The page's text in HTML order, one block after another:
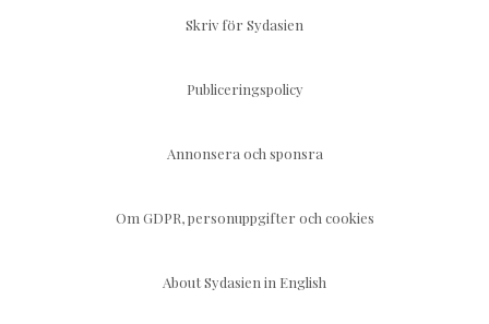
Skriv för Sydasien
Publiceringspolicy
Annonsera och sponsra
Om GDPR, personuppgifter och cookies
About Sydasien in English